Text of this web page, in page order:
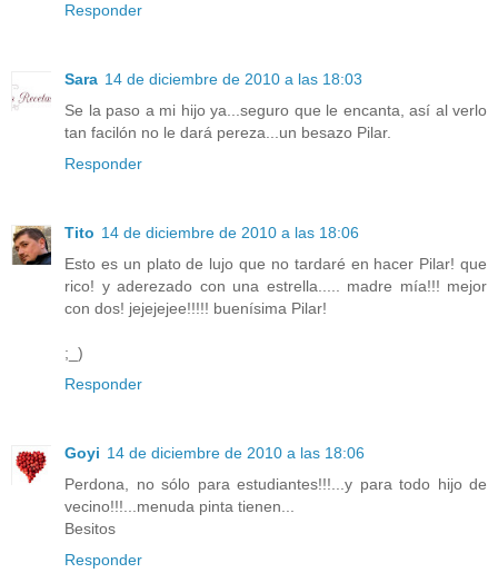
Responder
Sara 14 de diciembre de 2010 a las 18:03
Se la paso a mi hijo ya...seguro que le encanta, así al verlo
tan facilón no le dará pereza...un besazo Pilar.
Responder
Tito 14 de diciembre de 2010 a las 18:06
Esto es un plato de lujo que no tardaré en hacer Pilar! que
rico! y aderezado con una estrella..... madre mía!!! mejor
con dos! jejejejee!!!!! buenísima Pilar!
;_)
Responder
Goyi 14 de diciembre de 2010 a las 18:06
Perdona, no sólo para estudiantes!!!...y para todo hijo de
vecino!!!...menuda pinta tienen...
Besitos
Responder